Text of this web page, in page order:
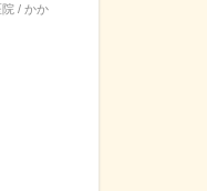
/ かか